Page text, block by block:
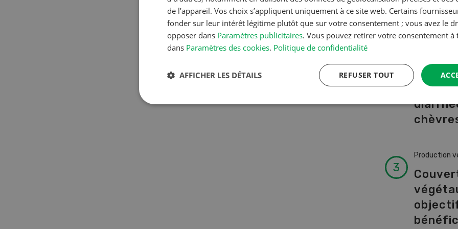
A à Z
Production
faire
Production
de l’appareil. Vos choix s’appliquent uniquement à ce site web. Certains
fonder sur leur intérêt légitime plutôt que sur votre consentement ; vous avez le
opposer dans Paramètres publicitaires. Vous pouvez retirer votre consentement
dans Paramètres des cookies. Politique de confidentialité
REFUSER TOUT
AFFICHER LES DÉTAILS